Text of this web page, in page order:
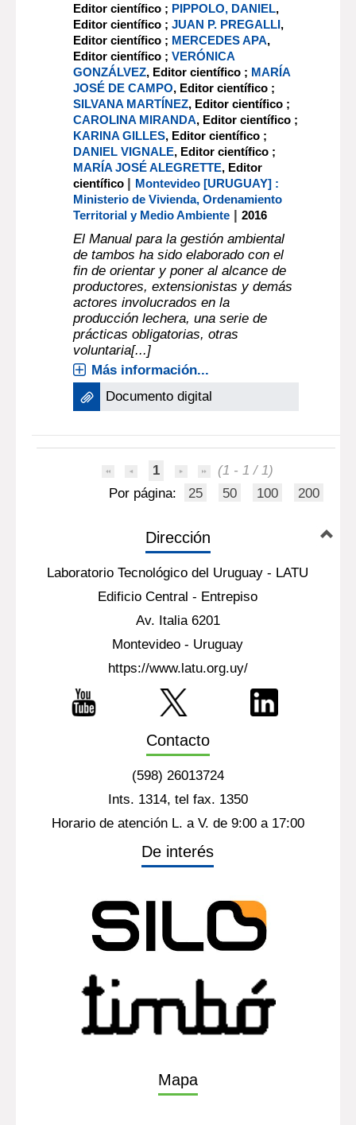
Editor científico ; PIPPOLO, DANIEL,
Editor científico ;JUAN P. PREGALLI,
Editor científico ; MERCEDES APA,
Editor científico ;VERÓNICA
GONZÁLVEZ, Editor científico ; MARÍA
JOSÉ DE CAMPO, Editor científico ;
SILVANA MARTÍNEZ, Editor científico ;
CAROLINA MIRANDA, Editor científico ;
KARINA GILLES, Editor científico ;
DANIEL VIGNALE, Editor científico ;
MARÍA JOSÉ ALEGRETTE, Editor
científico | Montevideo [URUGUAY] :
Ministerio de Vivienda, Ordenamiento
Territorial y Medio Ambiente |2016
El Manual para la gestión ambiental
de tambos ha sido elaborado con el
fin de orientar y poner al alcance de
productores, extensionistas y demás
actores involucrados en la
producción lechera, una serie de
prácticas obligatorias, otras
voluntaria[...]
Más información...
Documento digital
1
(1 - 1 / 1)
Por página:
25 50 100 200
Dirección
Laboratorio Tecnológico del Uruguay - LATU
Edificio Central - Entrepiso
Av. Italia 6201
Montevideo - Uruguay
https://www.latu.org.uy/
Contacto
(598) 26013724
Ints. 1314, tel fax. 1350
Horario de atención L. a V. de 9:00 a 17:00
De interés
Mapa